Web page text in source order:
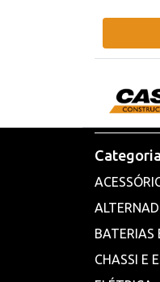
BATERIAS
CHASSI E